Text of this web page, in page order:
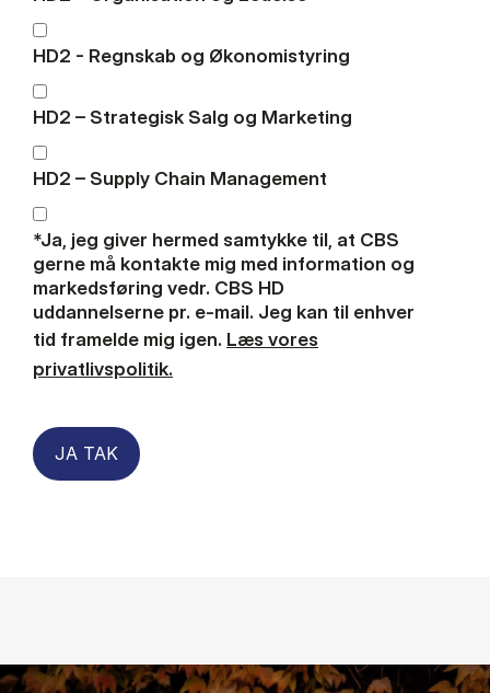
HD2 - Regnskab og Økonomistyring
HD2 – Strategisk Salg og Marketing
HD2 – Supply Chain Management
*Ja, jeg giver hermed samtykke til, at CBS
gerne må kontakte mig med information og
markedsføring vedr. CBS HD
uddannelserne pr. e-mail. Jeg kan til enhver
tid framelde mig igen. Læs vores
privatlivspolitik.
JA TAK